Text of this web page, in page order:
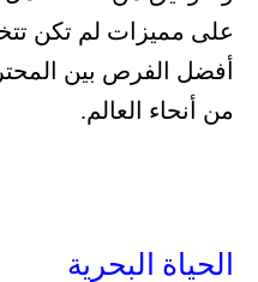
على مميزات لم تكن
أفضل الفرص بين
من أنحاء العالم.
الحياة البحرية